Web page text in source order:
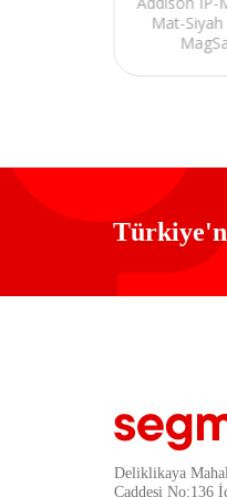
Mat-
Deliklikaya
Caddesi No:136